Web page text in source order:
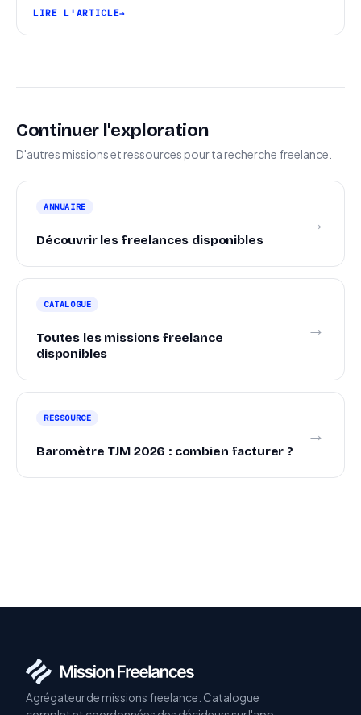
LIRE L'ARTICLE
Continuer l'exploration
D'autres missions et ressources pour ta recherche freelance.
ANNUAIRE
Découvrir les freelances disponibles
→
CATALOGUE
Toutes les missions freelance
disponibles
→
RESSOURCE
Baromètre TJM 2026 : combien facturer ?
→
Agrégateur de missions freelance. Catalogue